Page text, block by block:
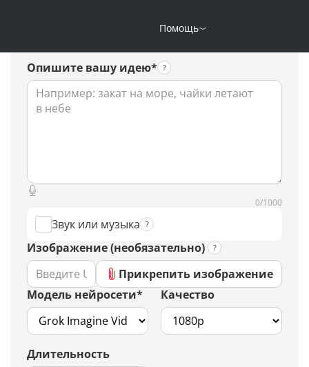
Помощь
Опишите вашу идею*
0/1000
Звук или музыка
Изображение (необязательно)
Прикрепить изображение
Модель нейросети*
Качество
Длительность